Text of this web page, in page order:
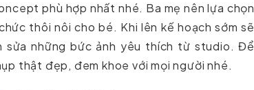
phù hợp nhất nhé. Ba mẹ nên lựa chọn
thôi nôi cho bé. Khi lên kế hoạch sớm sẽ
sửa những bức ảnh yêu thích từ studio. Để
thật đẹp, đem khoe với mọi người nhé.